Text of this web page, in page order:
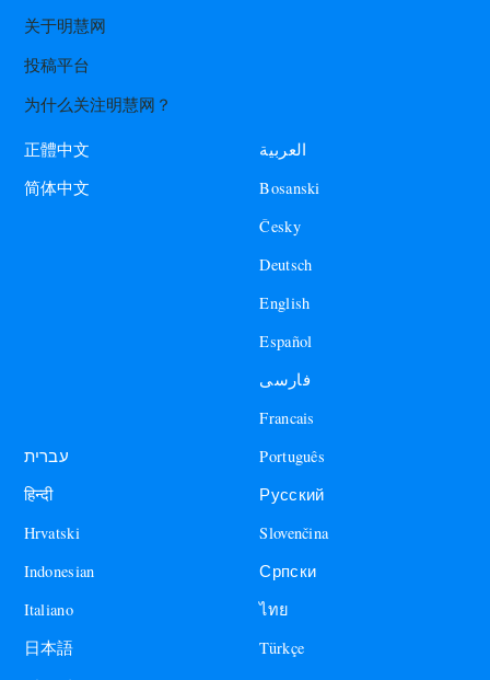
关于明慧网
投稿平台
为什么关注明慧网？
正體中文
简体中文
العربية
Bosanski
Česky
Deutsch
English
Español
فارسی
Francais
עברית
हिन्दी
Hrvatski
Indonesian
Italiano
日本語
Português
Русский
Slovenčina
Српски
ไทย
Türkçe